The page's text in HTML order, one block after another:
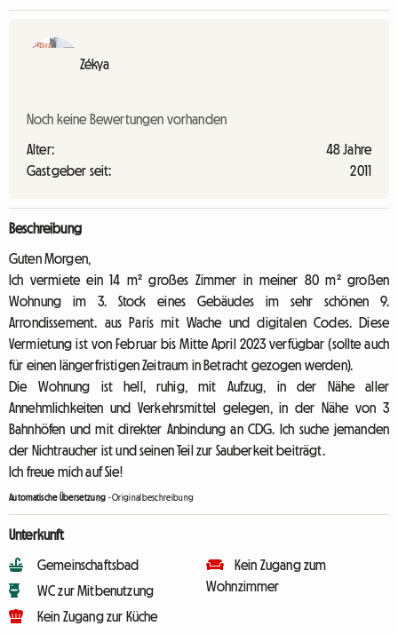
Zékya
Noch keine Bewertungen vorhanden
Alter:
48 Jahre
Gastgeber seit:
2011
Beschreibung
Guten Morgen,
Ich vermiete ein 14 m² großes Zimmer in meiner 80 m² großen
Wohnung im 3. Stock eines Gebäudes im sehr schönen 9.
Arrondissement. aus Paris mit Wache und digitalen Codes. Diese
Vermietung ist von Februar bis Mitte April 2023 verfügbar (sollte auch
für einen längerfristigen Zeitraum in Betracht gezogen werden).
Die Wohnung ist hell, ruhig, mit Aufzug, in der Nähe aller
Annehmlichkeiten und Verkehrsmittel gelegen, in der Nähe von 3
Bahnhöfen und mit direkter Anbindung an CDG. Ich suche jemanden
der Nichtraucher ist und seinen Teil zur Sauberkeit beiträgt.
Ich freue mich auf Sie!
Automatische Übersetzung -Originalbeschreibung
Unterkunft
Gemeinschaftsbad
WC zur Mitbenutzung
Kein Zugang zur Küche
Kein Zugang zum
Wohnzimmer